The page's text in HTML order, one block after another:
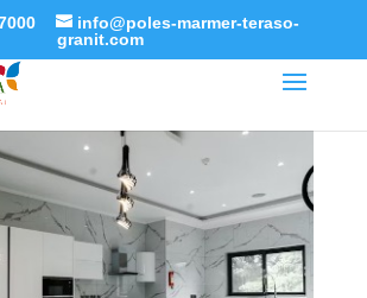
info@poles-marmer-teraso-
granit.com